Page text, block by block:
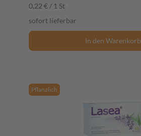
0,22 € / 1 St
sofort lieferbar
In den Warenkorb
Pflanzlich